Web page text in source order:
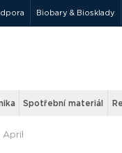
Biobary & Biosklady
Spotřební materiál
April